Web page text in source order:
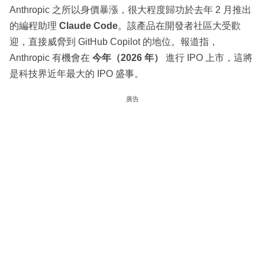
Anthropic 之所以身價暴漲，很大程度歸功於去年 2 月推出
的編程助理 Claude Code。該產品在開發者社區大受歡
迎，直接威脅到 GitHub Copilot 的地位。報道指，
Anthropic 有機會在 今年（2026 年）
進行 IPO 上市，這將
是科技界近年最大的 IPO 盛事。
廣告